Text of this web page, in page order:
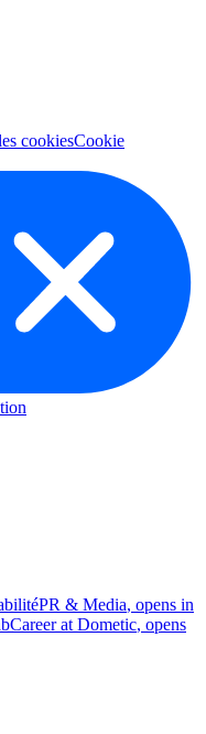
cookiesCookie
PR & Media, opens in
Career at Dometic, opens